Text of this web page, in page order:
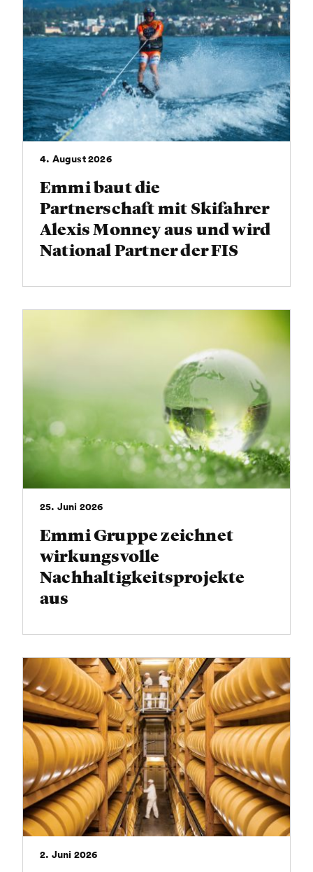
4. August 2026
Emmi baut die
Partnerschaft mit Skifahrer
Alexis Monney aus und wird
National Partner der FIS
Weltmeisterschaften Crans-
Montana 2027
25. Juni 2026
Emmi Gruppe zeichnet
wirkungsvolle
Nachhaltigkeitsprojekte
aus
2. Juni 2026